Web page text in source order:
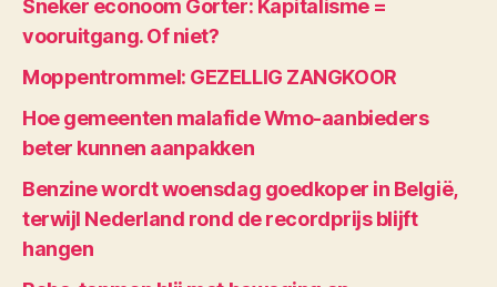
Sneker econoom Gorter: Kapitalisme =
vooruitgang. Of niet?
Moppentrommel: GEZELLIG ZANGKOOR
Hoe gemeenten malafide Wmo-aanbieders
beter kunnen aanpakken
Benzine wordt woensdag goedkoper in België,
terwijl Nederland rond de recordprijs blijft
hangen